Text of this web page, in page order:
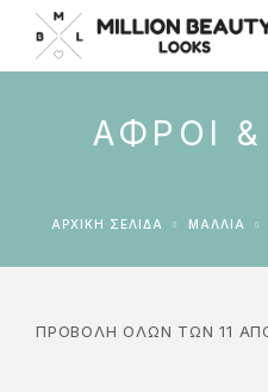
ΑΦΡΟΊ
ΑΡΧΙΚΉ ΣΕΛΊΔΑ ΜΑΛΛΙΑ
ΠΡΟΒΟΛΉ ΌΛΩΝ ΤΩΝ 11